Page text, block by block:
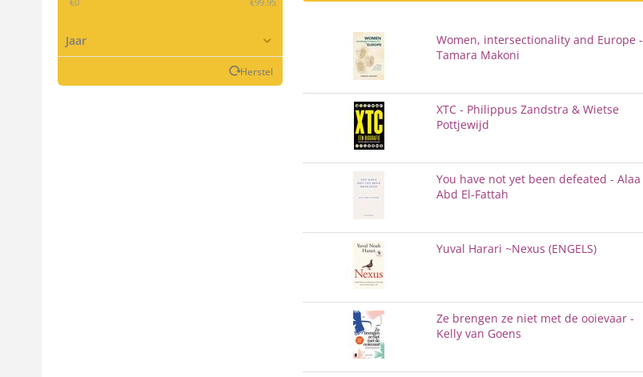
‎€0 ‎€99.95
Jaar
Herstel
Women, intersectionality and Europe -
Tamara Makoni
XTC - Philippus Zandstra & Wietse
Pottjewijd
You have not yet been defeated - Alaa
Abd El-Fattah
Yuval Harari ~Nexus (ENGELS)
Ze brengen ze niet met de ooievaar -
Kelly van Goens